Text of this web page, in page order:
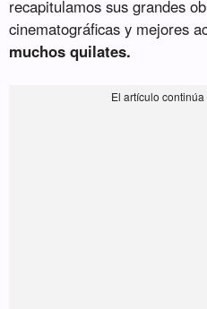
recapitulamos sus grandes
cinematográficas y mejores
muchos quilates.